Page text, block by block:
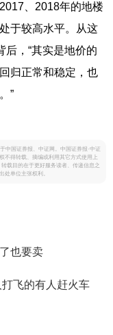
、2018年的地楼
于较高水平。从这
后，“其实是地价的
归正常和稳定，也
”
中国证券报、中证网。中国证券报·中证
不得转载、摘编或利用其它方式使用上
载目的在于更好服务读者、传递信息之
处单位主张权利。
也要卖
飞的有人赶火车